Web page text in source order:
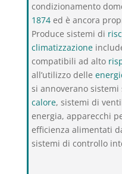
condizionamento
1874ed è ancora
Produce sistemi di
climatizzazione
compatibili ad alto
all’utilizzo delle
si annoverano
calore, sistemi di
energia, apparecchi
efficienza alimentati
sistemi di controllo